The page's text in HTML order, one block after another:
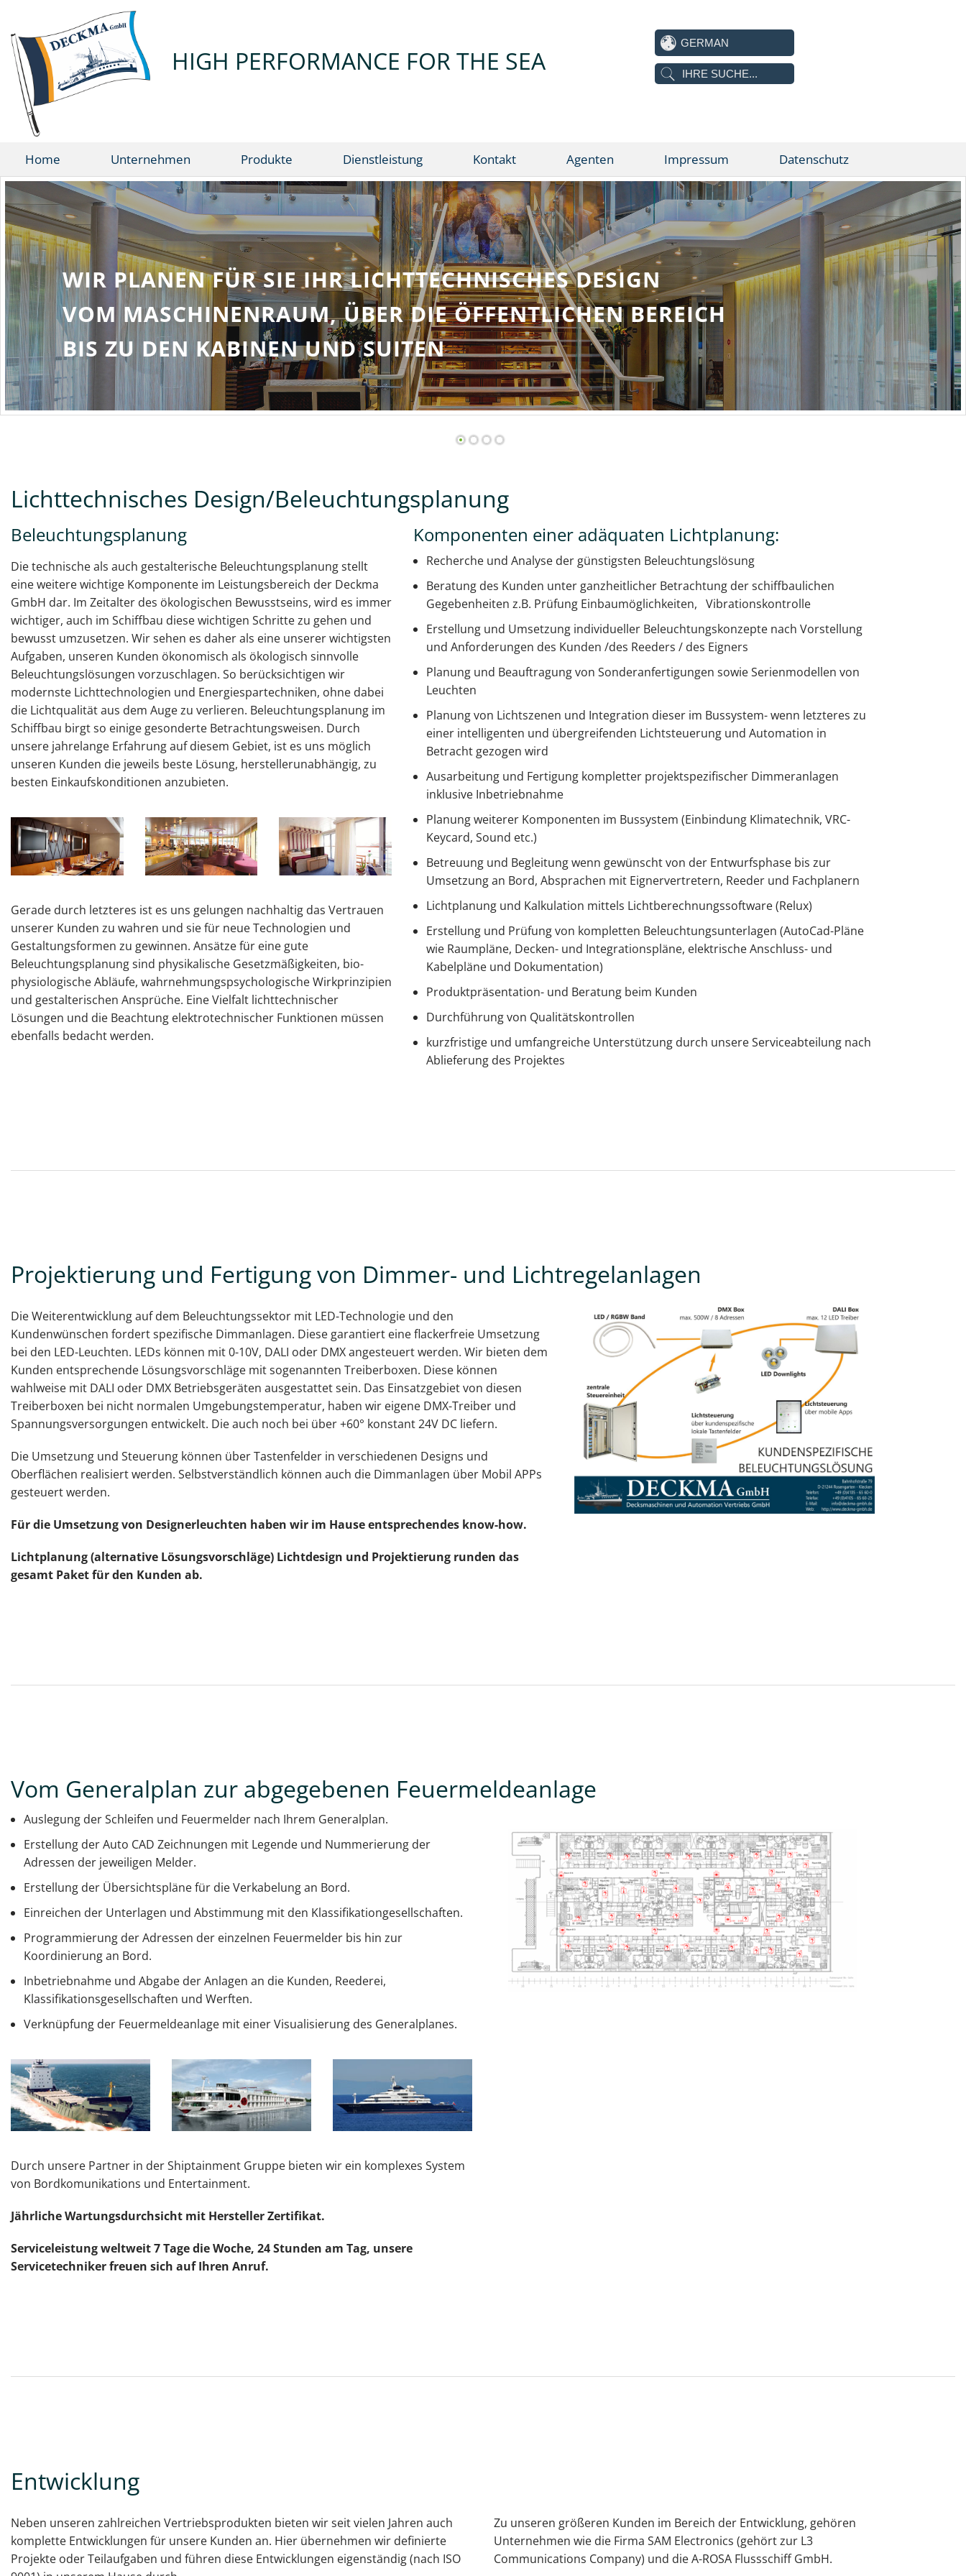
HIGH PERFORMANCE FOR THE SEA
Home Unternehmen Produkte Dienstleistung Kontakt Agenten Impressum Datenschutz
DESIGN
DIE ÖFFENTLICHEN BEREICH
IHR PARTNER FÜR
UND
ICCP
Lichttechnisches Design/Beleuchtungsplanung
Beleuchtungsplanung
Die technische als auch gestalterische Beleuchtungsplanung stellt
eine weitere wichtige Komponente im Leistungsbereich der Deckma
GmbH dar. Im Zeitalter des ökologischen Bewusstseins, wird es immer
wichtiger, auch im Schiffbau diese wichtigen Schritte zu gehen und
bewusst umzusetzen. Wir sehen es daher als eine unserer wichtigsten
Aufgaben, unseren Kunden ökonomisch als ökologisch sinnvolle
Beleuchtungslösungen vorzuschlagen. So berücksichtigen wir
modernste Lichttechnologien und Energiespartechniken, ohne dabei
die Lichtqualität aus dem Auge zu verlieren. Beleuchtungsplanung im
Schiffbau birgt so einige gesonderte Betrachtungsweisen. Durch
unsere jahrelange Erfahrung auf diesem Gebiet, ist es uns möglich
unseren Kunden die jeweils beste Lösung, herstellerunabhängig, zu
besten Einkaufskonditionen anzubieten.
Gerade durch letzteres ist es uns gelungen nachhaltig das Vertrauen
unserer Kunden zu wahren und sie für neue Technologien und
Gestaltungsformen zu gewinnen. Ansätze für eine gute
Beleuchtungsplanung sind physikalische Gesetzmäßigkeiten, bio-
physiologische Abläufe, wahrnehmungspsychologische Wirkprinzipien
und gestalterischen Ansprüche. Eine Vielfalt lichttechnischer
Lösungen und die Beachtung elektrotechnischer Funktionen müssen
ebenfalls bedacht werden.
Komponenten einer adäquaten Lichtplanung:
Recherche und Analyse der günstigsten Beleuchtungslösung
Beratung des Kunden unter ganzheitlicher Betrachtung der schiffbaulichen
Gegebenheiten z.B. Prüfung Einbaumöglichkeiten, Vibrationskontrolle
Erstellung und Umsetzung individueller Beleuchtungskonzepte nach Vorstellung
und Anforderungen des Kunden /des Reeders / des Eigners
Planung und Beauftragung von Sonderanfertigungen sowie Serienmodellen von
Leuchten
Planung von Lichtszenen und Integration dieser im Bussystem- wenn letzteres zu
einer intelligenten und übergreifenden Lichtsteuerung und Automation in
Betracht gezogen wird
Ausarbeitung und Fertigung kompletter projektspezifischer Dimmeranlagen
inklusive Inbetriebnahme
Planung weiterer Komponenten im Bussystem (Einbindung Klimatechnik, VRC-
Keycard, Sound etc.)
Betreuung und Begleitung wenn gewünscht von der Entwurfsphase bis zur
Umsetzung an Bord, Absprachen mit Eignervertretern, Reeder und Fachplanern
Lichtplanung und Kalkulation mittels Lichtberechnungssoftware (Relux)
Erstellung und Prüfung von kompletten Beleuchtungsunterlagen (AutoCad-Pläne
wie Raumpläne, Decken- und Integrationspläne, elektrische Anschluss- und
Kabelpläne und Dokumentation)
Produktpräsentation- und Beratung beim Kunden
Durchführung von Qualitätskontrollen
kurzfristige und umfangreiche Unterstützung durch unsere Serviceabteilung nach
Ablieferung des Projektes
Projektierung und Fertigung von Dimmer- und Lichtregelanlagen
Die Weiterentwicklung auf dem Beleuchtungssektor mit LED-Technologie und den
Kundenwünschen fordert spezifische Dimmanlagen. Diese garantiert eine flackerfreie Umsetzung
bei den LED-Leuchten. LEDs können mit 0-10V, DALI oder DMX angesteuert werden. Wir bieten dem
Kunden entsprechende Lösungsvorschläge mit sogenannten Treiberboxen. Diese können
wahlweise mit DALI oder DMX Betriebsgeräten ausgestattet sein. Das Einsatzgebiet von diesen
Treiberboxen bei nicht normalen Umgebungstemperatur, haben wir eigene DMX-Treiber und
Spannungsversorgungen entwickelt. Die auch noch bei über +60° konstant 24V DC liefern.
Die Umsetzung und Steuerung können über Tastenfelder in verschiedenen Designs und
Oberflächen realisiert werden. Selbstverständlich können auch die Dimmanlagen über Mobil APPs
gesteuert werden.
Für die Umsetzung von Designerleuchten haben wir im Hause entsprechendes know-how.
Lichtplanung (alternative Lösungsvorschläge) Lichtdesign und Projektierung runden das
gesamt Paket für den Kunden ab.
Vom Generalplan zur abgegebenen Feuermeldeanlage
Auslegung der Schleifen und Feuermelder nach Ihrem Generalplan.
Erstellung der Auto CAD Zeichnungen mit Legende und Nummerierung der
Adressen der jeweiligen Melder.
Erstellung der Übersichtspläne für die Verkabelung an Bord.
Einreichen der Unterlagen und Abstimmung mit den Klassifikationgesellschaften.
Programmierung der Adressen der einzelnen Feuermelder bis hin zur
Koordinierung an Bord.
Inbetriebnahme und Abgabe der Anlagen an die Kunden, Reederei,
Klassifikationsgesellschaften und Werften.
Verknüpfung der Feuermeldeanlage mit einer Visualisierung des Generalplanes.
Durch unsere Partner in der Shiptainment Gruppe bieten wir ein komplexes System
von Bordkomunikations und Entertainment.
Jährliche Wartungsdurchsicht mit Hersteller Zertifikat.
Serviceleistung weltweit 7 Tage die Woche, 24 Stunden am Tag, unsere
Servicetechniker freuen sich auf Ihren Anruf.
Entwicklung
Neben unseren zahlreichen Vertriebsprodukten bieten wir seit vielen Jahren auch
komplette Entwicklungen für unsere Kunden an. Hier übernehmen wir definierte
Projekte oder Teilaufgaben und führen diese Entwicklungen eigenständig (nach ISO
Zu unseren größeren Kunden im Bereich der Entwicklung, gehören
Unternehmen wie die Firma SAM Electronics (gehört zur L3
Communications Company) und die A-ROSA Flussschiff GmbH.